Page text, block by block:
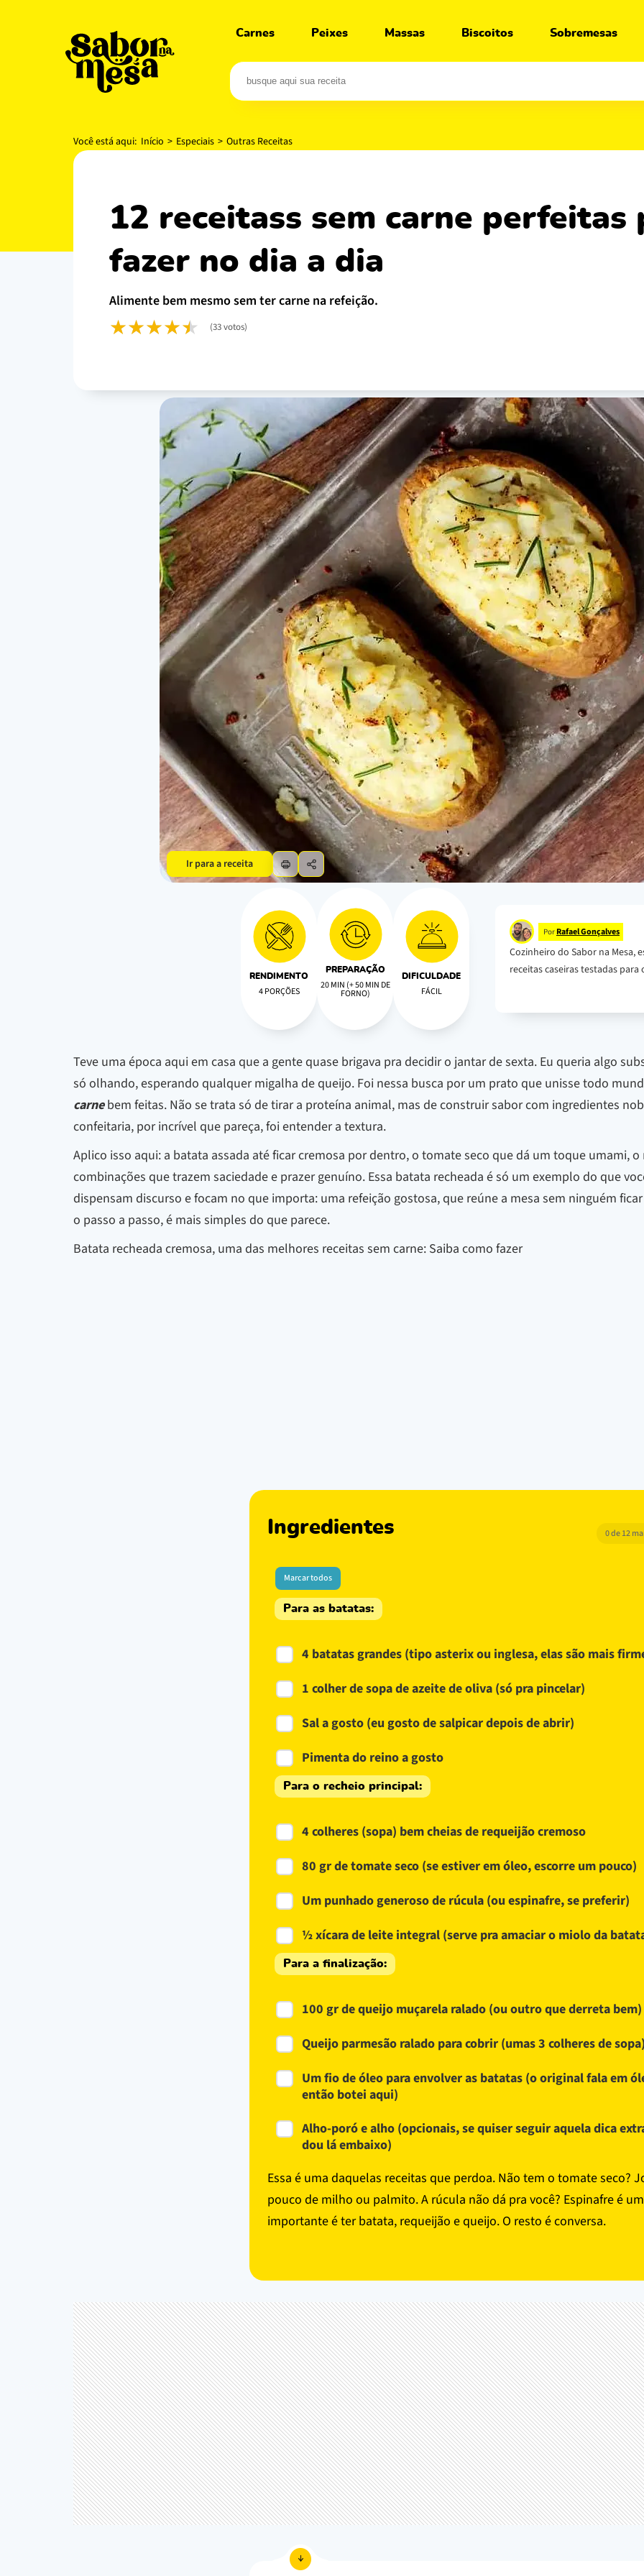
Carnes Peixes Massas Biscoitos Sobremesas
Você está aqui: Início > Especiais > Outras Receitas
12 receitass sem carne perfeitas para você
fazer no dia a dia
alimente bem mesmo sem ter carne na refeição.
(33 votos)
Ir para a receita
RENDIMENTO
4 PORÇÕES
PREPARAÇÃO
20 MIN (+ 50 MIN DE
FORNO)
DIFICULDADE
FÁCIL
Por Rafael Gonçalves
Cozinheiro do Sabor na Mesa,
receitas caseiras testadas para
Teve uma época aqui em casa que a gente quase brigava pra decidir o jantar de sexta. Eu queria algo
só olhando, esperando qualquer migalha de queijo. Foi nessa busca por um prato que unisse todo
carnebem feitas. Não se trata só de tirar a proteína animal, mas de construir sabor com ingredientes
confeitaria, por incrível que pareça, foi entender a textura.
Aplico isso aqui: a batata assada até ficar cremosa por dentro, o tomate seco que dá um toque umami,
combinações que trazem saciedade e prazer genuíno. Essa batata recheada é só um exemplo do que
dispensam discurso e focam no que importa: uma refeição gostosa, que reúne a mesa sem ninguém
o passo a passo, é mais simples do que parece.
Batata recheada cremosa, uma das melhores receitas sem carne: Saiba como fazer
Ingredientes 0 de 12
Marcar todos
Para as batatas:
4 batatas grandes (tipo asterix ou inglesa, elas são mais
1 colher de sopa de azeite de oliva (só pra pincelar)
Sal a gosto (eu gosto de salpicar depois de abrir)
Pimenta do reino a gosto
Para o recheio principal:
4 colheres (sopa) bem cheias de requeijão cremoso
80 gr de tomate seco (se estiver em óleo, escorre um pouco)
Um punhado generoso de rúcula (ou espinafre, se preferir)
½ xícara de leite integral (serve pra amaciar o miolo da
Para a finalização:
100 gr de queijo muçarela ralado (ou outro que derreta bem)
Queijo parmesão ralado para cobrir (umas 3 colheres de
Um fio de óleo para envolver as batatas (o original fala em
então botei aqui)
Alho-poró e alho (opcionais, se quiser seguir aquela dica
dou lá embaixo)
Essa é uma daquelas receitas que perdoa. Não tem o tomate seco?
pouco de milho ou palmito. A rúcula não dá pra você? Espinafre é
importante é ter batata, requeijão e queijo. O resto é conversa.